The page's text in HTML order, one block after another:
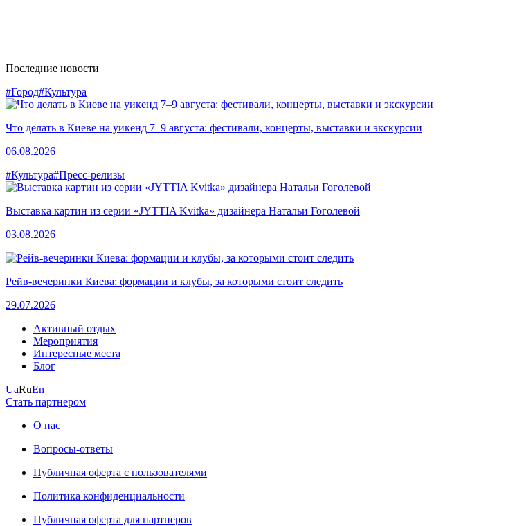
Последние новости
#Город#Культура
Что делать в Киеве на уикенд 7–9 августа: фестивали, концерты, выставки и экскурсии
06.08.2026
#Культура#Пресс-релизы
Выставка картин из серии «JYTTIA Kvitka» дизайнера Натальи Гоголевой
03.08.2026
Рейв-вечеринки Киева: формации и клубы, за которыми стоит следить
29.07.2026
Активный отдых
Мероприятия
Интересные места
Блог
UaRuEn
Стать партнером
О нас
Вопросы-ответы
Публичная оферта с пользователями
Политика конфиденциальности
Публичная оферта для партнеров